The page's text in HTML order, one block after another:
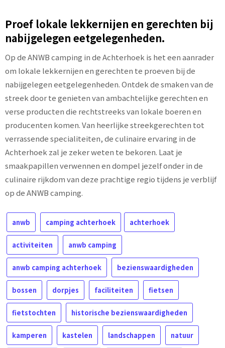
Proef lokale lekkernijen en gerechten bij
nabijgelegen eetgelegenheden.
Op de ANWB camping in de Achterhoek is het een aanrader
om lokale lekkernijen en gerechten te proeven bij de
nabijgelegen eetgelegenheden. Ontdek de smaken van de
streek door te genieten van ambachtelijke gerechten en
verse producten die rechtstreeks van lokale boeren en
producenten komen. Van heerlijke streekgerechten tot
verrassende specialiteiten, de culinaire ervaring in de
Achterhoek zal je zeker weten te bekoren. Laat je
smaakpapillen verwennen en dompel jezelf onder in de
culinaire rijkdom van deze prachtige regio tijdens je verblijf
op de ANWB camping.
anwb camping achterhoek achterhoek
activiteiten anwb camping
anwb camping achterhoek bezienswaardigheden
bossen dorpjes faciliteiten fietsen
fietstochten historische bezienswaardigheden
kamperen kastelen landschappen natuur